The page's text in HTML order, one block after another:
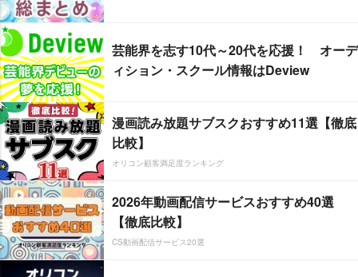
芸能界を志す10代～20代を応援！ オーデ
ィション・スクール情報はDeview
漫画読み放題サブスクおすすめ11選【徹底
比較】
オリコン顧客満足度ランキング
2026年動画配信サービスおすすめ40選
【徹底比較】
CS動画配信サービス20選